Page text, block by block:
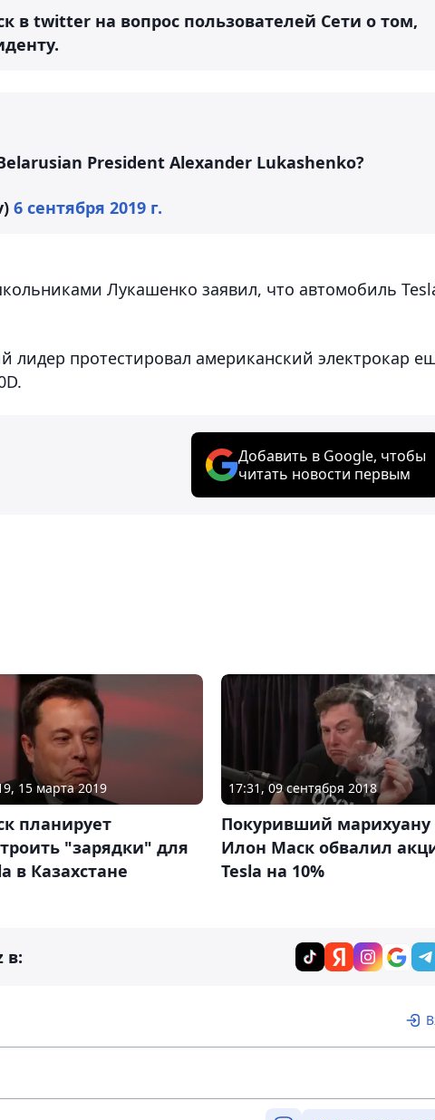
в twitter на вопрос пользователей Сети о том,
President Alexander Lukashenko?
6 сентября 2019 г.
Лукашенко заявил, что автомобиль
лидер протестировал американский электрокар
Добавить в Google, чтобы
читать новости первым
15 марта 2019
планирует
"зарядки" для
в Казахстане
17:31, 09 сентября 2018
Покуривший марихуану
Илон Маск обвалил
Tesla на 10%
в: